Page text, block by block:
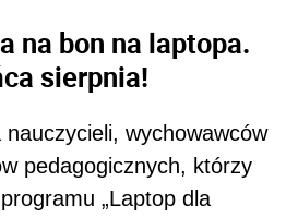
na bon na laptopa.
sierpnia!
wychowawców
pedagogicznych, którzy
„Laptop dla